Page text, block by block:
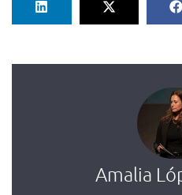
Amalia